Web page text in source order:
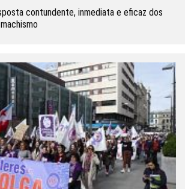
contundente, inmediata e eficaz dos